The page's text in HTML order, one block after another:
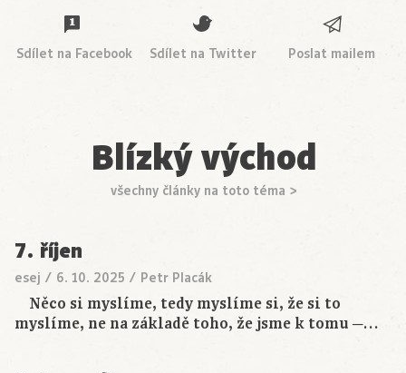
Sdílet na Facebook Sdílet na Twitter Poslat mailem
Blízký východ
všechny články na toto téma >
7. říjen
esej / 6. 10. 2025 / Petr Placák
Něco si myslíme, tedy myslíme si, že si to
myslíme, ne na základě toho, že jsme k tomu ─…